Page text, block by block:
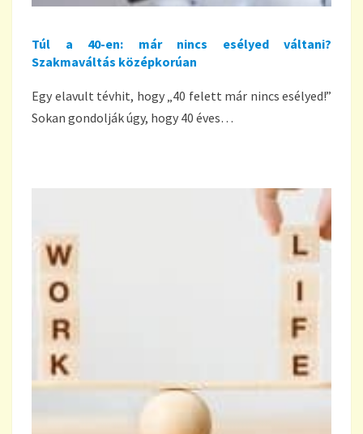
Túl a 40-en: már nincs esélyed váltani?
Szakmaváltás középkorúan
Egy elavult tévhit, hogy „40 felett már nincs esélyed!”
Sokan gondolják úgy, hogy 40 éves…